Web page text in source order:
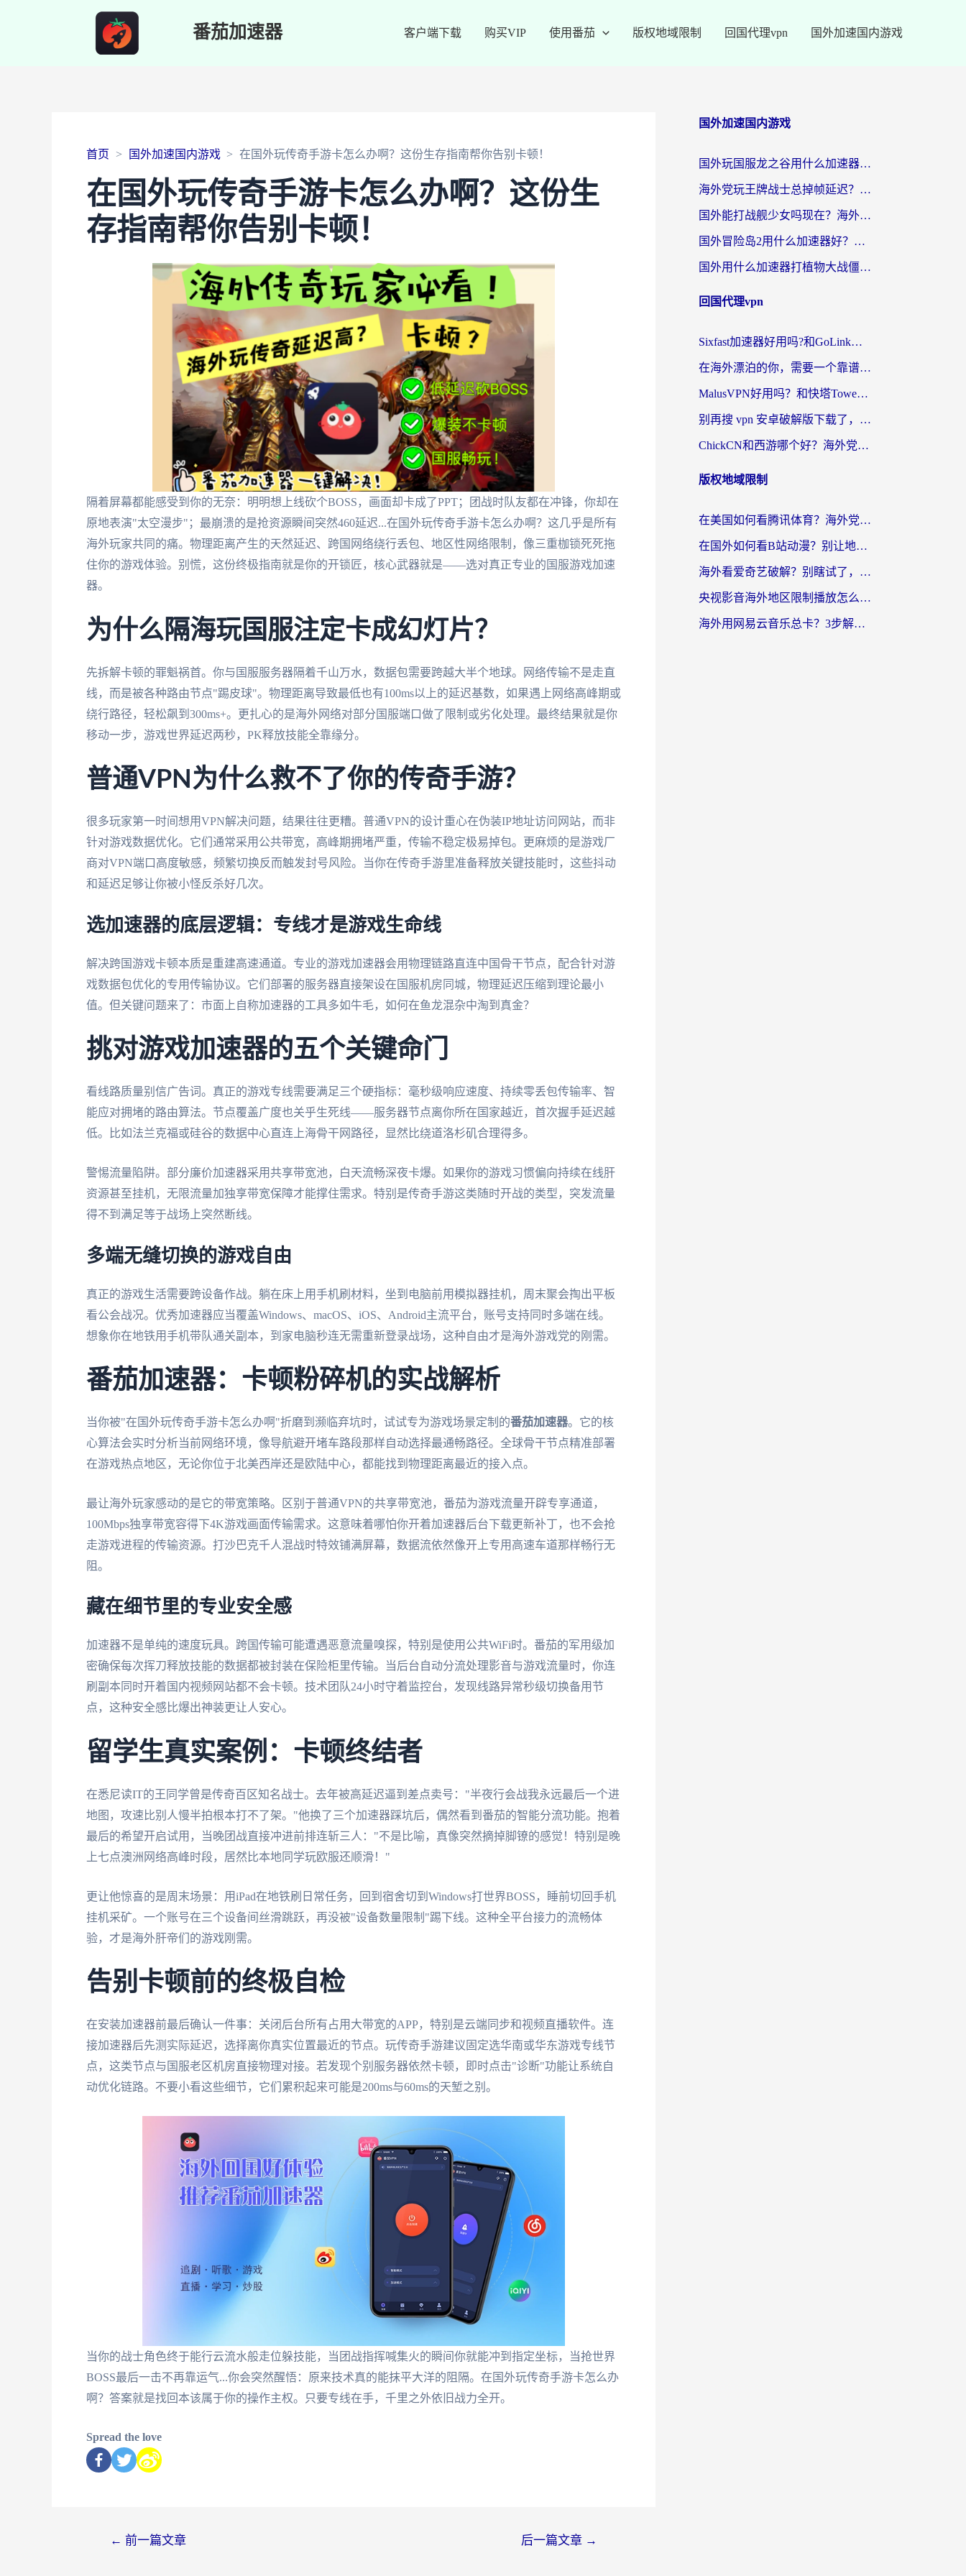
番茄加速器 客户端下载 购买VIP 使用番茄 版权地域限制 回国代理vpn 国外加速国内游戏
首页 国外加速国内游戏 在国外玩传奇手游卡怎么办啊？这份生存指南帮你告别卡顿！
在国外玩传奇手游卡怎么办啊？这份生
存指南帮你告别卡顿！
隔着屏幕都能感受到你的无奈：明明想上线砍个BOSS，画面却卡成了PPT；团战时队友都在冲锋，你却在
原地表演"太空漫步"；最崩溃的是抢资源瞬间突然460延迟...在国外玩传奇手游卡怎么办啊？这几乎是所有
海外玩家共同的痛。物理距离产生的天然延迟、跨国网络绕行丢包、地区性网络限制，像三重枷锁死死拖
住你的游戏体验。别慌，这份终极指南就是你的开锁匠，核心武器就是——选对真正专业的国服游戏加速
器。
为什么隔海玩国服注定卡成幻灯片？
先拆解卡顿的罪魁祸首。你与国服服务器隔着千山万水，数据包需要跨越大半个地球。网络传输不是走直
线，而是被各种路由节点"踢皮球"。物理距离导致最低也有100ms以上的延迟基数，如果遇上网络高峰期或
绕行路径，轻松飙到300ms+。更扎心的是海外网络对部分国服端口做了限制或劣化处理。最终结果就是你
移动一步，游戏世界延迟两秒，PK释放技能全靠缘分。
普通VPN为什么救不了你的传奇手游？
很多玩家第一时间想用VPN解决问题，结果往往更糟。普通VPN的设计重心在伪装IP地址访问网站，而非
针对游戏数据优化。它们通常采用公共带宽，高峰期拥堵严重，传输不稳定极易掉包。更麻烦的是游戏厂
商对VPN端口高度敏感，频繁切换反而触发封号风险。当你在传奇手游里准备释放关键技能时，这些抖动
和延迟足够让你被小怪反杀好几次。
选加速器的底层逻辑：专线才是游戏生命线
解决跨国游戏卡顿本质是重建高速通道。专业的游戏加速器会用物理链路直连中国骨干节点，配合针对游
戏数据包优化的专用传输协议。它们部署的服务器直接架设在国服机房同城，物理延迟压缩到理论最小
值。但关键问题来了：市面上自称加速器的工具多如牛毛，如何在鱼龙混杂中淘到真金？
挑对游戏加速器的五个关键命门
看线路质量别信广告词。真正的游戏专线需要满足三个硬指标：毫秒级响应速度、持续零丢包传输率、智
能应对拥堵的路由算法。节点覆盖广度也关乎生死线——服务器节点离你所在国家越近，首次握手延迟越
低。比如法兰克福或硅谷的数据中心直连上海骨干网路径，显然比绕道洛杉矶合理得多。
警惕流量陷阱。部分廉价加速器采用共享带宽池，白天流畅深夜卡爆。如果你的游戏习惯偏向持续在线肝
资源甚至挂机，无限流量加独享带宽保障才能撑住需求。特别是传奇手游这类随时开战的类型，突发流量
得不到满足等于战场上突然断线。
多端无缝切换的游戏自由
真正的游戏生活需要跨设备作战。躺在床上用手机刷材料，坐到电脑前用模拟器挂机，周末聚会掏出平板
看公会战况。优秀加速器应当覆盖Windows、macOS、iOS、Android主流平台，账号支持同时多端在线。
想象你在地铁用手机带队通关副本，到家电脑秒连无需重新登录战场，这种自由才是海外游戏党的刚需。
番茄加速器：卡顿粉碎机的实战解析
当你被"在国外玩传奇手游卡怎么办啊"折磨到濒临弃坑时，试试专为游戏场景定制的番茄加速器。它的核
心算法会实时分析当前网络环境，像导航避开堵车路段那样自动选择最通畅路径。全球骨干节点精准部署
在游戏热点地区，无论你位于北美西岸还是欧陆中心，都能找到物理距离最近的接入点。
最让海外玩家感动的是它的带宽策略。区别于普通VPN的共享带宽池，番茄为游戏流量开辟专享通道，
100Mbps独享带宽容得下4K游戏画面传输需求。这意味着哪怕你开着加速器后台下载更新补丁，也不会抢
走游戏进程的传输资源。打沙巴克千人混战时特效铺满屏幕，数据流依然像开上专用高速车道那样畅行无
阻。
藏在细节里的专业安全感
加速器不是单纯的速度玩具。跨国传输可能遭遇恶意流量嗅探，特别是使用公共WiFi时。番茄的军用级加
密确保每次挥刀释放技能的数据都被封装在保险柜里传输。当后台自动分流处理影音与游戏流量时，你连
刷副本同时开着国内视频网站都不会卡顿。技术团队24小时守着监控台，发现线路异常秒级切换备用节
点，这种安全感比爆出神装更让人安心。
留学生真实案例：卡顿终结者
在悉尼读IT的王同学曾是传奇百区知名战士。去年被高延迟逼到差点卖号："半夜行会战我永远最后一个进
地图，攻速比别人慢半拍根本打不了架。"他换了三个加速器踩坑后，偶然看到番茄的智能分流功能。抱着
最后的希望开启试用，当晚团战直接冲进前排连斩三人："不是比喻，真像突然摘掉脚镣的感觉！特别是晚
上七点澳洲网络高峰时段，居然比本地同学玩欧服还顺滑！"
更让他惊喜的是周末场景：用iPad在地铁刷日常任务，回到宿舍切到Windows打世界BOSS，睡前切回手机
挂机采矿。一个账号在三个设备间丝滑跳跃，再没被"设备数量限制"踢下线。这种全平台接力的流畅体
验，才是海外肝帝们的游戏刚需。
告别卡顿前的终极自检
在安装加速器前最后确认一件事：关闭后台所有占用大带宽的APP，特别是云端同步和视频直播软件。连
接加速器后先测实际延迟，选择离你真实位置最近的节点。玩传奇手游建议固定选华南或华东游戏专线节
点，这类节点与国服老区机房直接物理对接。若发现个别服务器依然卡顿，即时点击"诊断"功能让系统自
动优化链路。不要小看这些细节，它们累积起来可能是200ms与60ms的天堑之别。
当你的战士角色终于能行云流水般走位躲技能，当团战指挥喊集火的瞬间你就能冲到指定坐标，当抢世界
BOSS最后一击不再靠运气...你会突然醒悟：原来技术真的能抹平大洋的阻隔。在国外玩传奇手游卡怎么办
啊？答案就是找回本该属于你的操作主权。只要专线在手，千里之外依旧战力全开。
Spread the love
← 前一篇文章 后一篇文章 →
国外加速国内游戏
国外玩国服龙之谷用什么加速器最好？一份给海外游子的终极指南
海外党玩王牌战士总掉帧延迟？这份王牌战士延迟加速器终极指南救你命
国外能打战舰少女吗现在？海外玩家的国服游戏加速终极指南
国外冒险岛2用什么加速器好？海外党国服游戏畅玩全攻略（附鸣潮哈利波特加速技巧）
国外用什么加速器打植物大战僵尸好？海外党国服游戏加速终极指南
回国代理vpn
Sixfast加速器好用吗?和GoLink加速器对比哪个回国效果更好?海外党亲测实用指南
在海外漂泊的你，需要一个靠谱的“回国机场”
MalusVPN好用吗？和快塔TowerFastVPN对比哪个回国效果更好？海外党亲测实用指南
别再搜 vpn 安卓破解版下载了，海外党回国上网的正确姿势在这里
ChickCN和西游哪个好？海外党2026亲测回国加速器选择指南（附expressvpn中国对比）
版权地域限制
在美国如何看腾讯体育？海外党解锁NBA欧洲杯直播的终极攻略
在国外如何看B站动漫？别让地区限制打断你的追番节奏
海外看爱奇艺破解？别瞎试了，这才是留学生华人追剧看球的正确打开方式
央视影音海外地区限制播放怎么办？海外党亲测有效的回国加速指南
海外用网易云音乐总卡？3步解决版权限制+卡顿，还能听喜马拉雅！